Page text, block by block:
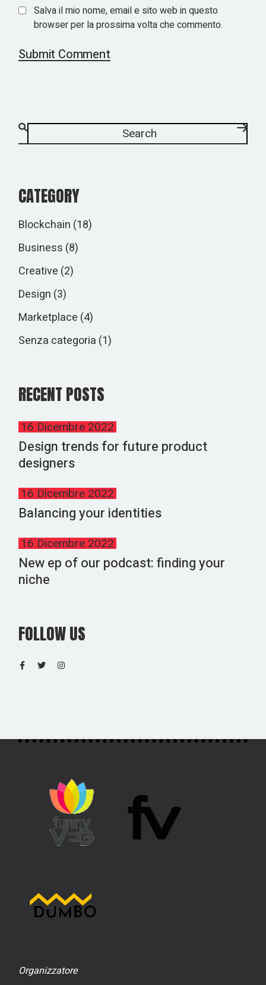
Salva il mio nome, email e sito web in questo
browser per la prossima volta che commento.
Submit Comment
CATEGORY
Blockchain (18)
Business (8)
Creative (2)
Design (3)
Marketplace (4)
Senza categoria (1)
RECENT POSTS
16 Dicembre 2022
Design trends for future product
designers
16 Dicembre 2022
Balancing your identities
16 Dicembre 2022
New ep of our podcast: finding your
niche
FOLLOW US
Organizzatore